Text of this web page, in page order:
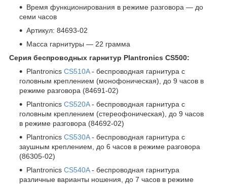
Время функционирования в режиме разговора — до
семи часов
Артикул: 84693-02
Масса гарнитуры — 22 грамма
Серия беспроводных гарнитур Plantronics CS500:
Plantronics CS510A- беспроводная гарнитура с
головным креплением (монофоническая), до 9 часов в
режиме разговора (84691-02)
Plantronics CS520A- беспроводная гарнитура с
головным креплением (стереофоническая), до 9 часов
в режиме разговора (84692-02)
Plantronics CS530A- беспроводная гарнитура с
заушным креплением, до 6 часов в режиме разговора
(86305-02)
Plantronics CS540A- беспроводная гарнитура
различные варианты ношения, до 7 часов в режиме